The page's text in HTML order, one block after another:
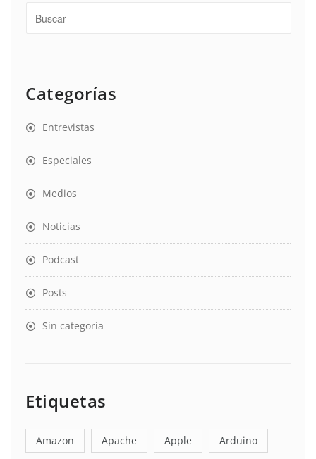
Categorías
Entrevistas
Especiales
Medios
Noticias
Podcast
Posts
Sin categoría
Etiquetas
Amazon Apache Apple Arduino